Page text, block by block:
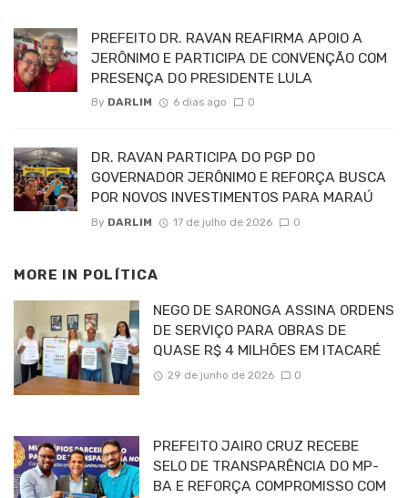
PREFEITO DR. RAVAN REAFIRMA APOIO A
JERÔNIMO E PARTICIPA DE CONVENÇÃO COM
PRESENÇA DO PRESIDENTE LULA
By DARLIM 6 dias ago 0
DR. RAVAN PARTICIPA DO PGP DO
GOVERNADOR JERÔNIMO E REFORÇA BUSCA
POR NOVOS INVESTIMENTOS PARA MARAÚ
By DARLIM 17 de julho de 2026 0
MORE IN POLÍTICA
NEGO DE SARONGA ASSINA ORDENS
DE SERVIÇO PARA OBRAS DE
QUASE R$ 4 MILHÕES EM ITACARÉ
29 de junho de 2026 0
PREFEITO JAIRO CRUZ RECEBE
SELO DE TRANSPARÊNCIA DO MP-
BA E REFORÇA COMPROMISSO COM